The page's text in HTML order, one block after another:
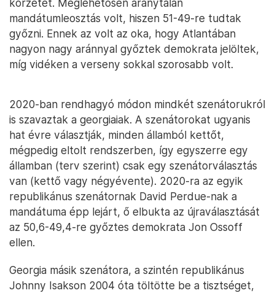
körzetet. Meglehetősen aránytalan
mandátumleosztás volt, hiszen 51-49-re tudtak
győzni. Ennek az volt az oka, hogy Atlantában
nagyon nagy aránnyal győztek demokrata jelöltek,
míg vidéken a verseny sokkal szorosabb volt.
2020-ban rendhagyó módon mindkét szenátorukról
is szavaztak a georgiaiak. A szenátorokat ugyanis
hat évre választják, minden államból kettőt,
mégpedig eltolt rendszerben, így egyszerre egy
államban (terv szerint) csak egy szenátorválasztás
van (kettő vagy négyévente). 2020-ra az egyik
republikánus szenátornak David Perdue-nak a
mandátuma épp lejárt, ő elbukta az újraválasztását
az 50,6-49,4-re győztes demokrata Jon Ossoff
ellen.
Georgia másik szenátora, a szintén republikánus
Johnny Isakson 2004 óta töltötte be a tisztséget,